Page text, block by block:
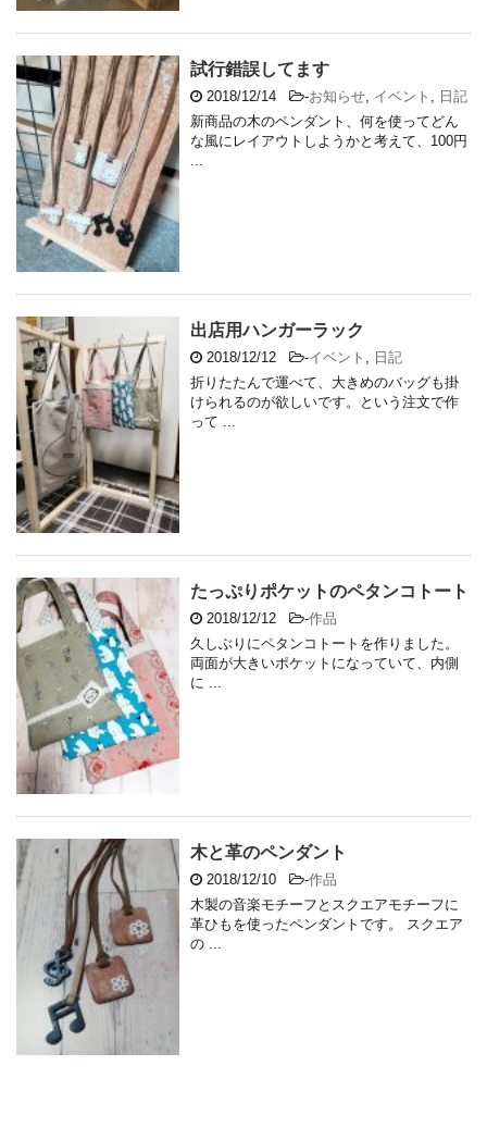
試行錯誤してます
2018/12/14 -お知らせ イベント
日記
新商品の木のペンダント、何を使ってどん
な風にレイアウトしようかと考えて、100円
出店用ハンガーラック
2018/12/12 -イベント , 日記
折りたたんで運べて、大きめのバッグも掛
けられるのが欲しいです。という注文で作
って ...
たっぷりポケットのペタンコトート
2018/12/12 -作品
久しぶりにペタンコトートを作りました。
両面が大きいポケットになっていて、内側
に ...
木と革のペンダント
2018/12/10 -作品
木製の音楽モチーフとスクエアモチーフに
革ひもを使ったペンダントです。 スクエア
の ...